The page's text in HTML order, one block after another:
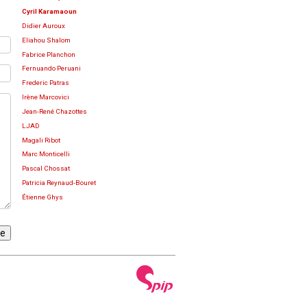
Cyril Karamaoun
Didier Auroux
Eliahou Shalom
Fabrice Planchon
Fernuando Peruani
Frederic Patras
Irène Marcovici
Jean-René Chazottes
LJAD
Magali Ribot
Marc Monticelli
Pascal Chossat
Patricia Reynaud-Bouret
Étienne Ghys